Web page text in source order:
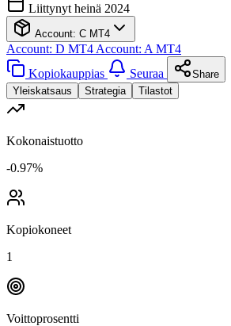
Liittynyt heinä 2024
Account: C MT4
Account: D MT4 Account: A MT4
Kopiokauppias
Seuraa
Share
Yleiskatsaus
Strategia Tilastot
Kokonaistuotto
-0.97%
Kopiokoneet
1
Voittoprosentti